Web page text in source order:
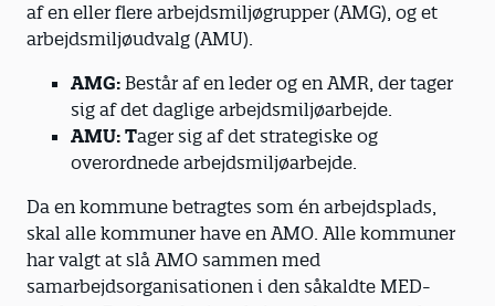
af en eller flere arbejdsmiljøgrupper (AMG), og et
arbejdsmiljøudvalg (AMU).
AMG: Består af en leder og en AMR, der tager
sig af det daglige arbejdsmiljøarbejde.
AMU: Tager sig af det strategiske og
overordnede arbejdsmiljøarbejde.
Da en kommune betragtes som én arbejdsplads,
skal alle kommuner have en AMO. Alle kommuner
har valgt at slå AMO sammen med
samarbejdsorganisationen i den såkaldte MED-